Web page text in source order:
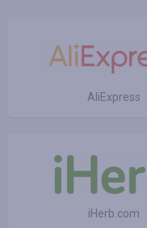
AliExpress
iHerb.com